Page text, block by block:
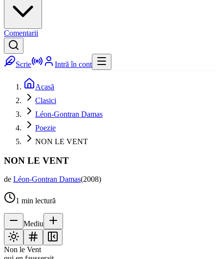
Comentarii
Scrie Intră în cont
Acasă
Clasici
Léon-Gontran Damas
Poezie
NON LE VENT
NON LE VENT
de Léon-Gontran Damas(2008)
1 min lectură
Mediu
Non le Vent